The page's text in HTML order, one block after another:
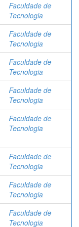
Faculdade de
Tecnologia
Faculdade de
Tecnologia
Faculdade de
Tecnologia
Faculdade de
Tecnologia
Faculdade de
Tecnologia
Faculdade de
Tecnologia
Faculdade de
Tecnologia
Faculdade de
Tecnologia